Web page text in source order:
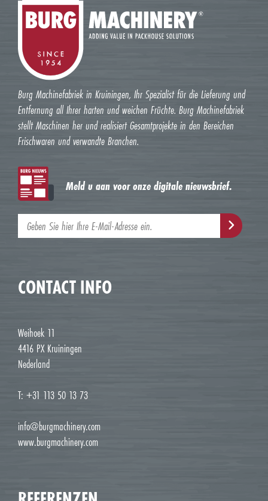
Burg Machinefabriek in Kruiningen, Ihr Spezialist für die Lieferung und
Entfernung all Ihrer harten und weichen Früchte. Burg Machinefabriek
stellt Maschinen her und realisiert Gesamtprojekte in den Bereichen
Frischwaren und verwandte Branchen.
Meld u aan voor onze digitale nieuwsbrief.
CONTACT INFO
Weihoek 11
4416 PX Kruiningen
Nederland
T: +31 113 50 13 73
info@burgmachinery.com
www.burgmachinery.com